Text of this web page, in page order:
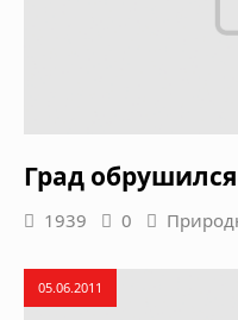
Град
1939 0
05.06.2011